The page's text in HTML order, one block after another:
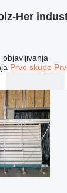
Her
objavljivanja
Prvo skupe